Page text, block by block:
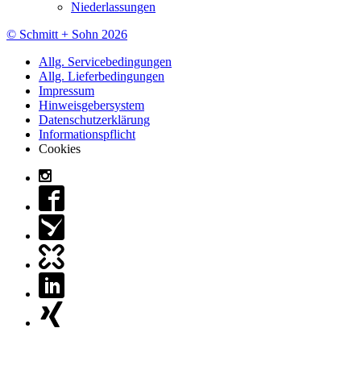
Niederlassungen
© Schmitt + Sohn 2026
Allg. Servicebedingungen
Allg. Lieferbedingungen
Impressum
Hinweisgebersystem
Datenschutzerklärung
Informationspflicht
Cookies